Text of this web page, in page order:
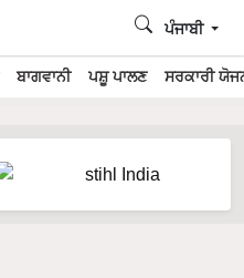
ਬਾਗਵਾਨੀ ਪਸ਼ੂ ਪਾਲਣ ਸਰਕਾਰੀ
ਪੰਜਾਬੀ